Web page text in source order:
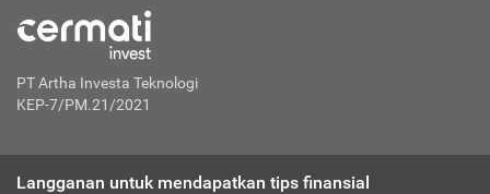
PT Artha Investa Teknologi
KEP-7/PM.21/2021
Langganan untuk mendapatkan tips finansial